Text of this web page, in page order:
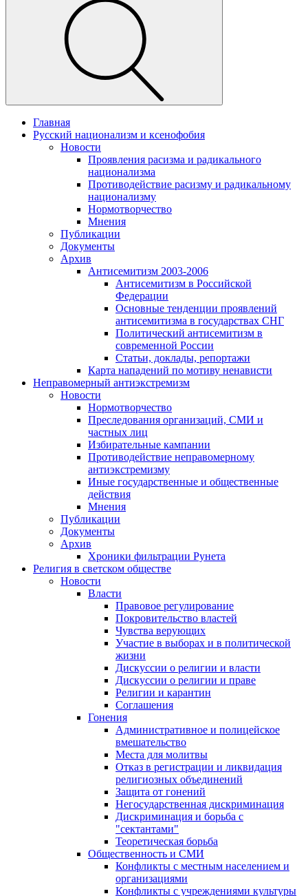
Главная
Русский национализм и ксенофобия
Новости
Проявления расизма и радикального
национализма
Противодействие расизму и радикальному
национализму
Нормотворчество
Мнения
Публикации
Документы
Архив
Антисемитизм 2003-2006
Антисемитизм в Российской
Федерации
Основные тенденции проявлений
антисемитизма в государствах СНГ
Политический антисемитизм в
современной России
Статьи, доклады, репортажи
Карта нападений по мотиву ненависти
Неправомерный антиэкстремизм
Новости
Нормотворчество
Преследования организаций, СМИ и
частных лиц
Избирательные кампании
Противодействие неправомерному
антиэкстремизму
Иные государственные и общественные
действия
Мнения
Публикации
Документы
Архив
Хроники фильтрации Рунета
Религия в светском обществе
Новости
Власти
Правовое регулирование
Покровительство властей
Чувства верующих
Участие в выборах и в политической
жизни
Дискуссии о религии и власти
Дискуссии о религии и праве
Религии и карантин
Соглашения
Гонения
Административное и полицейское
вмешательство
Места для молитвы
Отказ в регистрации и ликвидация
религиозных объединений
Защита от гонений
Негосударственная дискриминация
Дискриминация и борьба с
"сектантами"
Теоретическая борьба
Общественность и СМИ
Конфликты с местным населением и
организациями
Конфликты с учреждениями культуры